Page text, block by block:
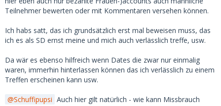
Teilnehmer bewerten oder mit Kommentaren versehen können.
Ich habs satt, das ich grundsätzlich erst mal beweisen muss, das
ich es als SD ernst meine und mich auch verlässlich treffe, usw.
Da wär es ebenso hilfreich wenn Dates die zwar nur einmalig
waren, immerhin hinterlassen können das ich verlässlich zu einem
Treffen erscheinen kann usw.
Schuffipupsi Auch hier gilt natürlich - wie kann Missbrauch